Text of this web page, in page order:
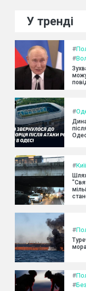
У тренді
#
#
#
#
#
#
#